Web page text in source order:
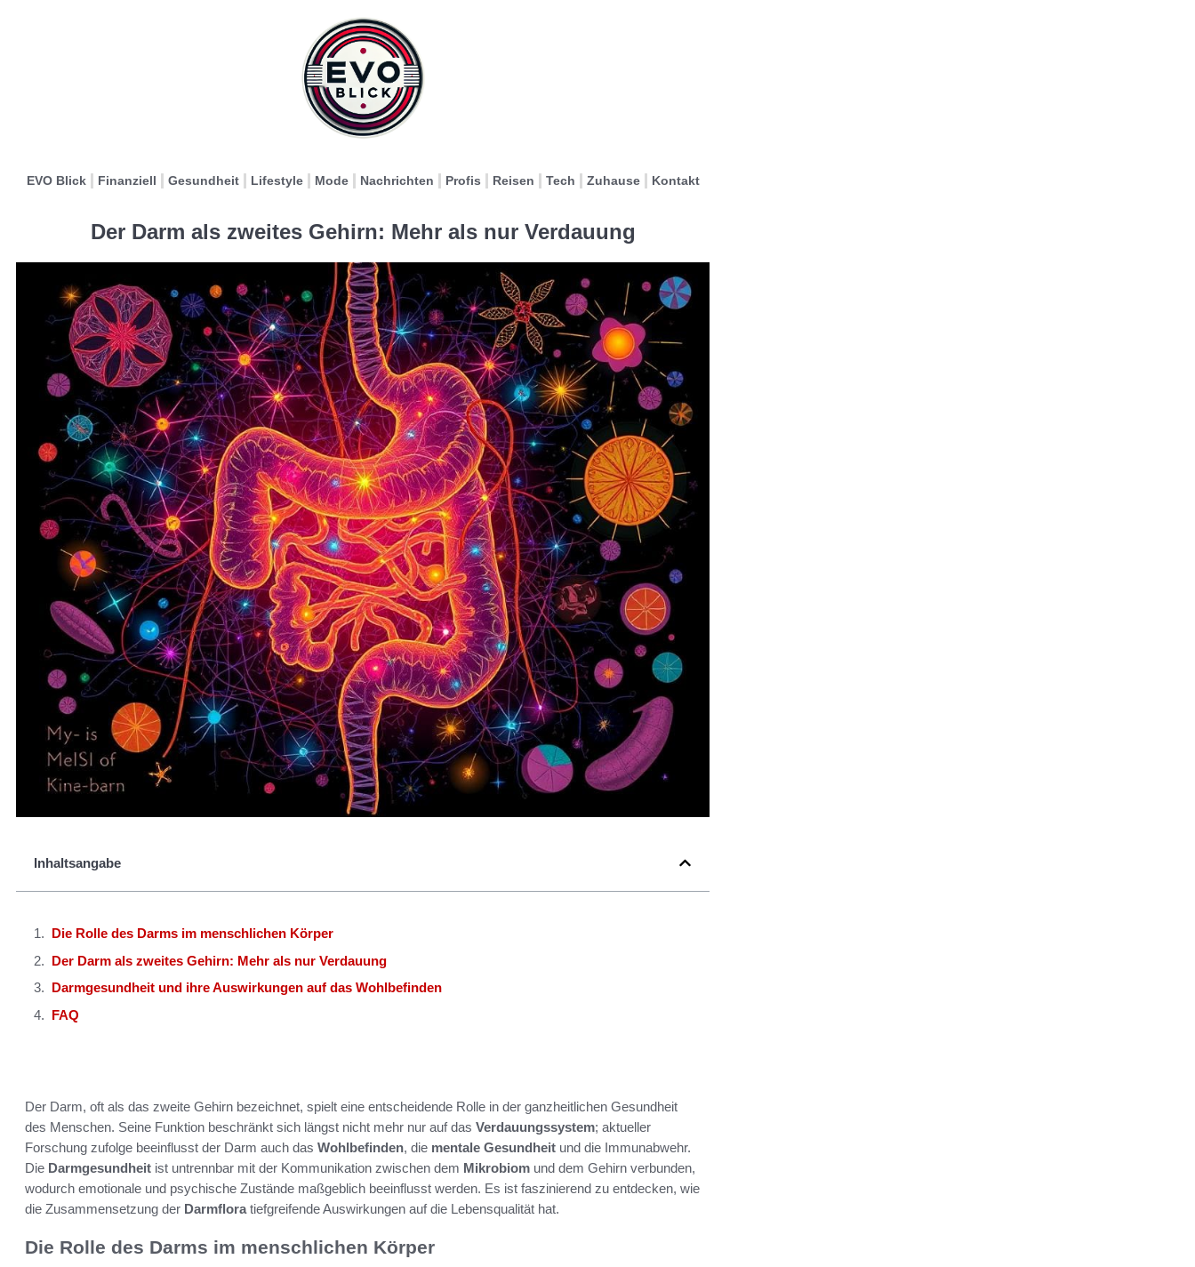
EVO Blick Finanziell Gesundheit Lifestyle Mode Nachrichten Profis Reisen Tech Zuhause Kontakt
Der Darm als zweites Gehirn: Mehr als nur Verdauung
Inhaltsangabe
Die Rolle des Darms im menschlichen Körper
Der Darm als zweites Gehirn: Mehr als nur Verdauung
Darmgesundheit und ihre Auswirkungen auf das Wohlbefinden
FAQ
Der Darm, oft als das zweite Gehirn bezeichnet, spielt eine entscheidende Rolle in der ganzheitlichen Gesundheit
des Menschen. Seine Funktion beschränkt sich längst nicht mehr nur auf das Verdauungssystem; aktueller
Forschung zufolge beeinflusst der Darm auch das Wohlbefinden, die mentale Gesundheit und die Immunabwehr.
Die Darmgesundheit ist untrennbar mit der Kommunikation zwischen dem Mikrobiom und dem Gehirn verbunden,
wodurch emotionale und psychische Zustände maßgeblich beeinflusst werden. Es ist faszinierend zu entdecken, wie
die Zusammensetzung der Darmfloratiefgreifende Auswirkungen auf die Lebensqualität hat.
Die Rolle des Darms im menschlichen Körper